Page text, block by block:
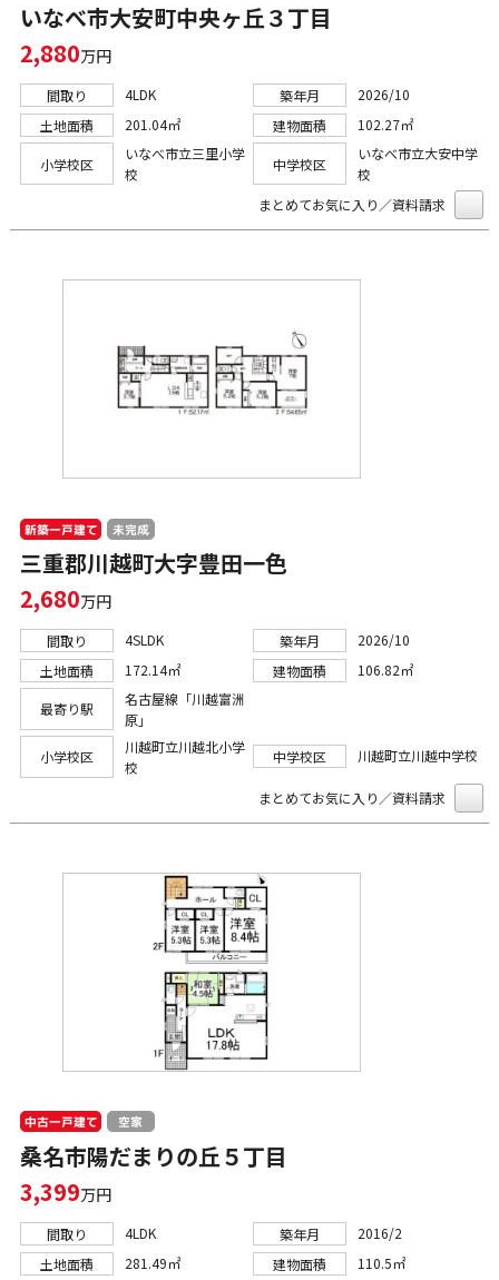
いなべ市大安町中央ヶ丘３丁目
2,880万円
間取り 4LDK 築年月
2026/10
土地面積
201.04㎡ 建物面積 102.27㎡
小学校区
いなべ市立三里小学
校
中学校区
いなべ市立大安中学
校
まとめてお気に入り／資料請求
新築一戸建て 未完成
三重郡川越町大字豊田一色
2,680万円
間取り 4SLDK 築年月
2026/10
土地面積
172.14㎡ 建物面積 106.82㎡
最寄り駅
名古屋線「川越富洲
原」
小学校区
川越町立川越北小学
校
中学校区 川越町立川越中学校
まとめてお気に入り／資料請求
中古一戸建て 空家
桑名市陽だまりの丘５丁目
3,399万円
間取り 4LDK 築年月
2016/2
土地面積
281.49㎡ 建物面積 110.5㎡